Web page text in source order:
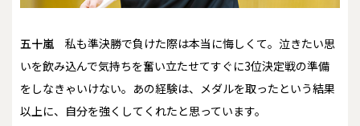
五十嵐
私も準決勝で負けた際は本当に悔しくて。泣きたい思
いを飲み込んで気持ちを奮い立たせてすぐに3位決定戦の準備
をしなきゃいけない。あの経験は、メダルを取ったという結果
以上に、自分を強くしてくれたと思っています。